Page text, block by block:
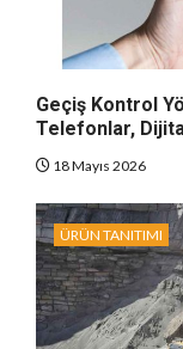
Geçiş Kontrol
Telefonlar,
18 Mayıs 2026
ÜRÜN TANITIMI